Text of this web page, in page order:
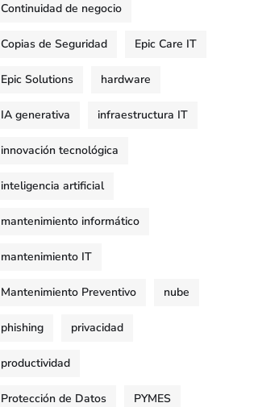
Continuidad de negocio
Copias de Seguridad Epic Care IT
Epic Solutions hardware
IA generativa infraestructura IT
innovación tecnológica
inteligencia artificial
mantenimiento informático
mantenimiento IT
Mantenimiento Preventivo nube
phishing privacidad
productividad
Protección de Datos PYMES